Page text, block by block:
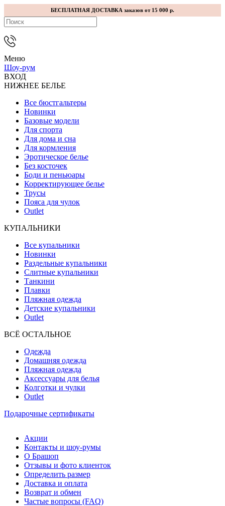
БЕСПЛАТНАЯ ДОСТАВКА заказов от 15 000 р.
Меню
Шоу-рум
ВХОД
НИЖНЕЕ БЕЛЬЕ
Все бюстгальтеры
Новинки
Базовые модели
Для спорта
Для дома и сна
Для кормления
Эротическое белье
Без косточек
Боди и пеньюары
Корректирующее белье
Трусы
Пояса для чулок
Outlet
КУПАЛЬНИКИ
Все купальники
Новинки
Раздельные купальники
Слитные купальники
Танкини
Плавки
Пляжная одежда
Детские купальники
Outlet
ВCЁ ОСТАЛЬНОЕ
Одежда
Домашняя одежда
Пляжная одежда
Аксессуары для белья
Колготки и чулки
Outlet
Подарочные сертификаты
Акции
Контакты и шоу-румы
О Брашоп
Отзывы и фото клиенток
Определить размер
Доставка и оплата
Возврат и обмен
Частые вопросы (FAQ)